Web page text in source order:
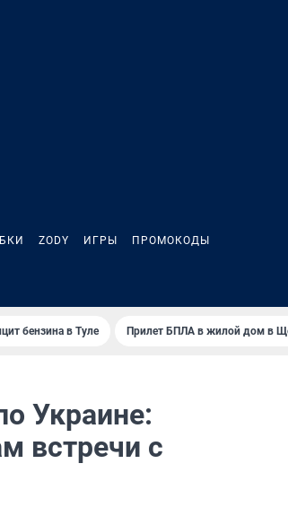
ZODY ИГРЫ ПРОМОКОДЫ
бензина в Туле Прилет БПЛА в жилой дом в
Украине:
встречи с